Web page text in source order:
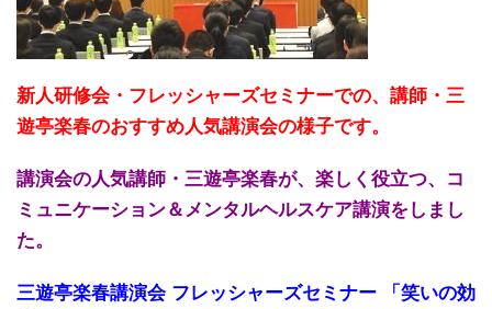
新人研修会・フレッシャーズセミナーでの、講師・三
遊亭楽春のおすすめ人気講演会の様子です。
講演会の人気講師・三遊亭楽春が、楽しく役立つ、コ
ミュニケーション＆メンタルヘルスケア講演をしまし
た。
三遊亭楽春講演会 フレッシャーズセミナー 「笑いの効